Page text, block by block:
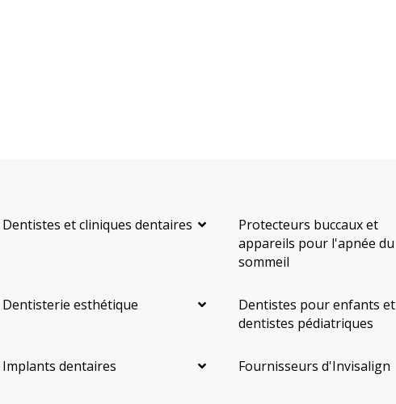
Dentistes et cliniques dentaires
Protecteurs buccaux et
appareils pour l'apnée du
sommeil
Dentisterie esthétique
Dentistes pour enfants et
dentistes pédiatriques
Implants dentaires Fournisseurs d'Invisalign